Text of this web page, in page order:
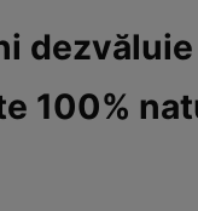
100%